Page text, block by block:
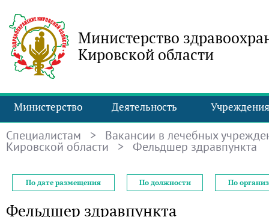
Министерство
Кировской области
Министерство Деятельность Учреждения
Специалистам > Вакансии в лечебных
Кировской области > Фельдшер здравпункта
По дате размещения По должности По
Фельдшер здравпункта